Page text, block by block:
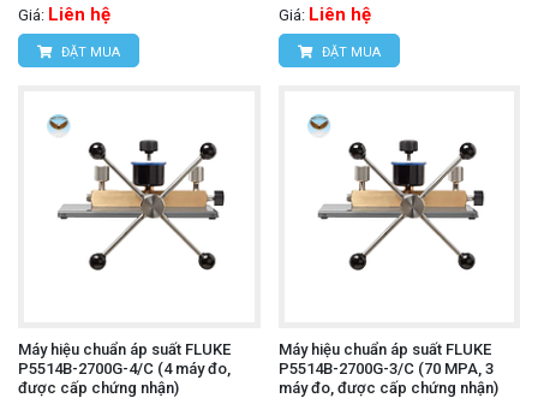
Giá: Liên hệ
ĐẶT MUA
Giá: Liên hệ
ĐẶT MUA
Máy hiệu chuẩn áp suất FLUKE
P5514B-2700G-4/C (4 máy đo,
được cấp chứng nhận)
Máy hiệu chuẩn áp suất FLUKE
P5514B-2700G-3/C (70 MPA, 3
máy đo, được cấp chứng nhận)